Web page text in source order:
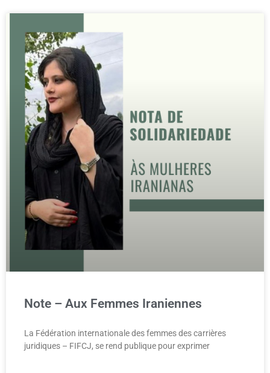
Note – Aux Femmes Iraniennes
La Fédération internationale des femmes des carrières
juridiques – FIFCJ, se rend publique pour exprimer